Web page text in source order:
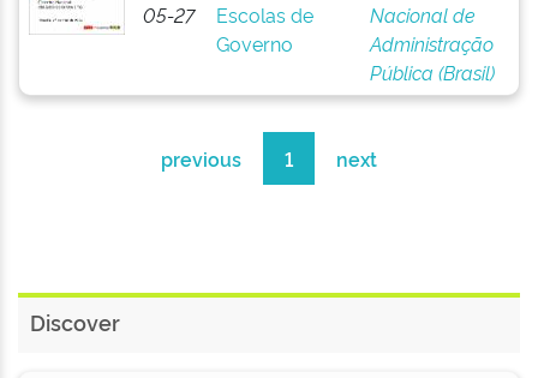
05-27
Escolas de
Governo
Nacional de
Administração
Pública (Brasil)
previous 1 next
Discover